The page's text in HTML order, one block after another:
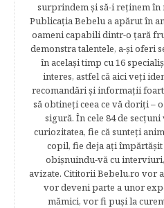
surprindem şi să-i reţinem
Publicația Bebelu a apărut în
oameni capabili dintr-o ţară
demonstra talentele, a-şi oferi
în acelaşi timp cu 16
interes, astfel că aici veţi
recomandări şi informaţii
să obtineţi ceea ce vă doriţi –
sigură. În cele 84 de
curiozitatea, fie că sunteţi
copil, fie deja aţi
obişnuindu-vă cu
avizate. Cititorii Bebelu.ro vor
vor deveni parte a unor
mămici, vor fi puşi la